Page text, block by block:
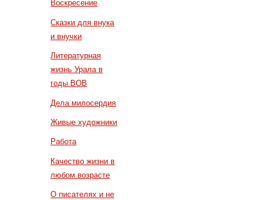
Воскресение
Сказки для внука
и внучки
Литературная
жизнь Урала в
годы ВОВ
Дела милосердия
Живые художники
Работа
Качество жизни в
любом возрасте
О писателях и не